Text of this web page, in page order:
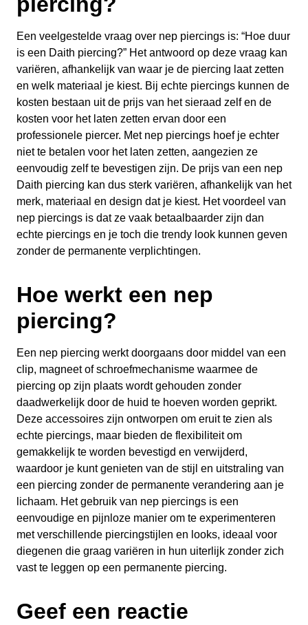
Een veelgestelde vraag over nep piercings is: “Hoe duur
is een Daith piercing?” Het antwoord op deze vraag kan
variëren, afhankelijk van waar je de piercing laat zetten
en welk materiaal je kiest. Bij echte piercings kunnen de
kosten bestaan uit de prijs van het sieraad zelf en de
kosten voor het laten zetten ervan door een
professionele piercer. Met nep piercings hoef je echter
niet te betalen voor het laten zetten, aangezien ze
eenvoudig zelf te bevestigen zijn. De prijs van een nep
Daith piercing kan dus sterk variëren, afhankelijk van het
merk, materiaal en design dat je kiest. Het voordeel van
nep piercings is dat ze vaak betaalbaarder zijn dan
echte piercings en je toch die trendy look kunnen geven
zonder de permanente verplichtingen.
Hoe werkt een nep
piercing?
Een nep piercing werkt doorgaans door middel van een
clip, magneet of schroefmechanisme waarmee de
piercing op zijn plaats wordt gehouden zonder
daadwerkelijk door de huid te hoeven worden geprikt.
Deze accessoires zijn ontworpen om eruit te zien als
echte piercings, maar bieden de flexibiliteit om
gemakkelijk te worden bevestigd en verwijderd,
waardoor je kunt genieten van de stijl en uitstraling van
een piercing zonder de permanente verandering aan je
lichaam. Het gebruik van nep piercings is een
eenvoudige en pijnloze manier om te experimenteren
met verschillende piercingstijlen en looks, ideaal voor
diegenen die graag variëren in hun uiterlijk zonder zich
vast te leggen op een permanente piercing.
Geef een reactie